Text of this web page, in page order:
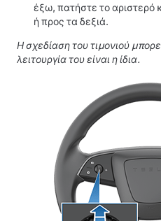
έξω, πατήστε το αριστερό
ή προς τα δεξιά.
Η σχεδίαση του τιμονιού
λειτουργία του είναι η ίδια.